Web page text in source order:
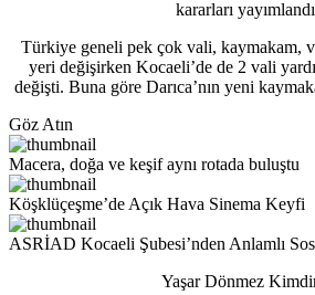
kararları
Türkiye geneli pek çok vali, kaymakam,
yeri değişirken Kocaeli’de de 2 vali
değişti. Buna göre Darıca’nın yeni
Göz Atın
Macera, doğa ve keşif aynı rotada buluştu
Köşklüçeşme’de Açık Hava Sinema Keyfi
ASRİAD Kocaeli Şubesi’nden Anlamlı
Yaşar Dönmez